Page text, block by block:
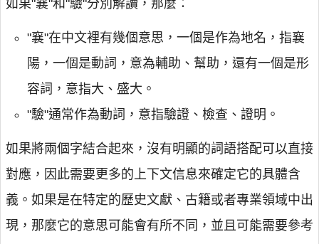
如果"襄"和"驗"分別解讀，那麼：
"襄"在中文裡有幾個意思，一個是作為地名，指襄
陽，一個是動詞，意為輔助、幫助，還有一個是形
容詞，意指大、盛大。
"驗"通常作為動詞，意指驗證、檢查、證明。
如果將兩個字結合起來，沒有明顯的詞語搭配可以直接
對應，因此需要更多的上下文信息來確定它的具體含
義。如果是在特定的歷史文獻、古籍或者專業領域中出
現，那麼它的意思可能會有所不同，並且可能需要參考